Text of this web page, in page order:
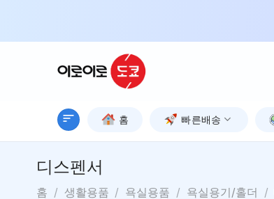
content
홈 빠른배송
디스펜서
홈 / 생활용품 / 욕실용품 / 욕실용기/홀더 /